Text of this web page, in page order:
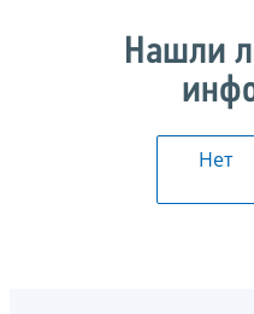
Нашли
Нет